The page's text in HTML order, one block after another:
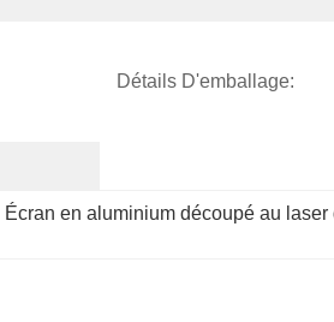
Détails D'emballage:
Écran en aluminium découpé au